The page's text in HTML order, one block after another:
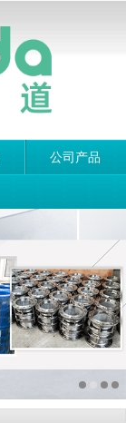
公司产品